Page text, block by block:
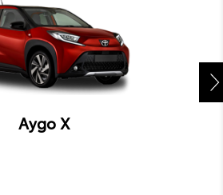
GR Supra
Aygo X